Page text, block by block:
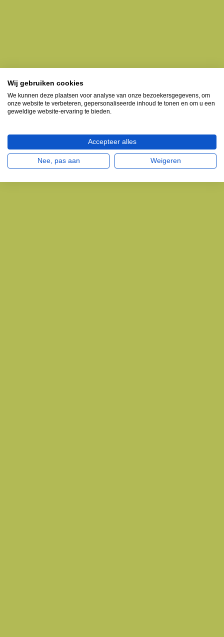
Wij gebruiken cookies
We kunnen deze plaatsen voor analyse van onze bezoekersgegevens, om
onze website te verbeteren, gepersonaliseerde inhoud te tonen en om u een
geweldige website-ervaring te bieden.
Accepteer alles
Nee, pas aan Weigeren